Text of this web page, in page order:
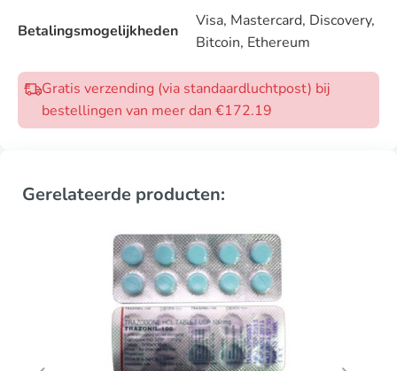
Betalingsmogelijkheden
Visa, Mastercard, Discovery,
Bitcoin, Ethereum
Gratis verzending (via standaardluchtpost) bij
bestellingen van meer dan €172.19
Gerelateerde producten: